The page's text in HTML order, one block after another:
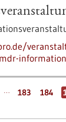
… 183 184